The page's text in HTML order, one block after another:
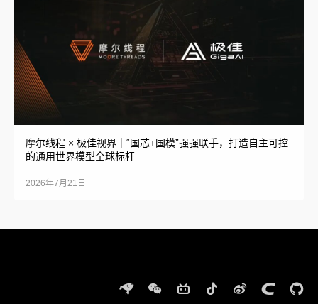
摩尔线程 × 极佳视界｜“国芯+国模”强强联手，打造自主可控
的通用世界模型全球标杆
2026年7月21日